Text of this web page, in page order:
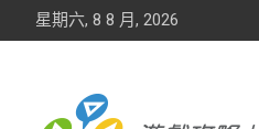
星期六, 8 8 月, 2026